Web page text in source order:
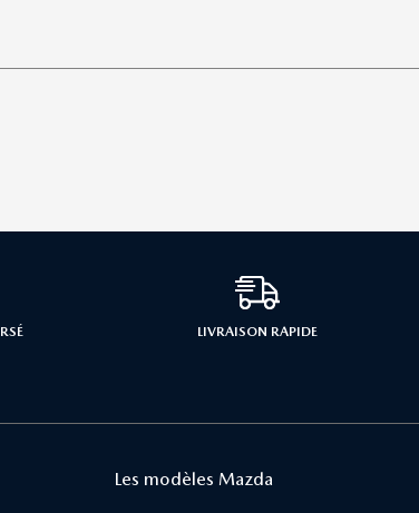
LIVRAISON RAPIDE
Les modèles Mazda